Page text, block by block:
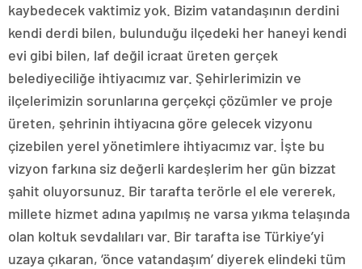
kaybedecek vaktimiz yok. Bizim vatandaşının derdini
kendi derdi bilen, bulunduğu ilçedeki her haneyi kendi
evi gibi bilen, laf değil icraat üreten gerçek
belediyeciliğe ihtiyacımız var. Şehirlerimizin ve
ilçelerimizin sorunlarına gerçekçi çözümler ve proje
üreten, şehrinin ihtiyacına göre gelecek vizyonu
çizebilen yerel yönetimlere ihtiyacımız var. İşte bu
vizyon farkına siz değerli kardeşlerim her gün bizzat
şahit oluyorsunuz. Bir tarafta terörle el ele vererek,
millete hizmet adına yapılmış ne varsa yıkma telaşında
olan koltuk sevdalıları var. Bir tarafta ise Türkiye’yi
uzaya çıkaran, ‘önce vatandaşım’ diyerek elindeki tüm